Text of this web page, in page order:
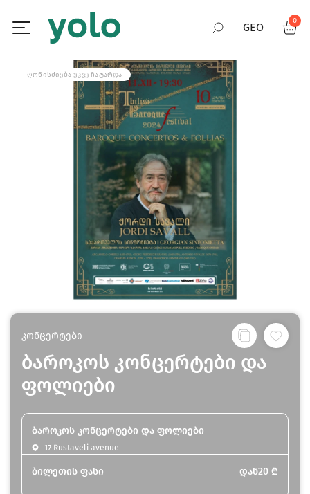
GEO
RUS
0
ᲦᲝᲜᲘᲡᲫᲘᲔᲑᲐ ᲣᲙᲕᲔ ᲩᲐᲢᲐᲠᲓᲐ
კონცერტები
ბაროკოს კონცერტები და
ფოლიები
ბაროკოს კონცერტები და ფოლიები
17 Rustaveli avenue
ბილეთის ფასი დან20 ₾